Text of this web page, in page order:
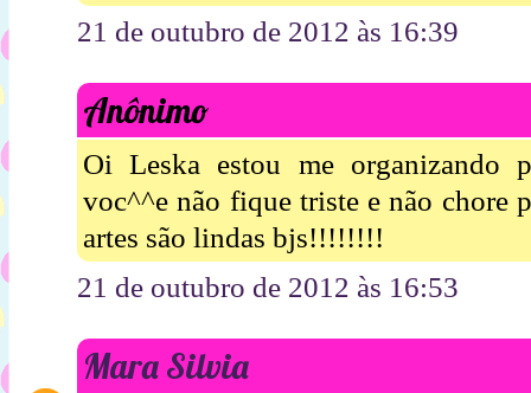
21 de outubro de 2012 às 16:39
Anônimo
Oi Leska estou me organizando
voc^^e não fique triste e não chore
artes são lindas bjs!!!!!!!!
21 de outubro de 2012 às 16:53
Mara Silvia